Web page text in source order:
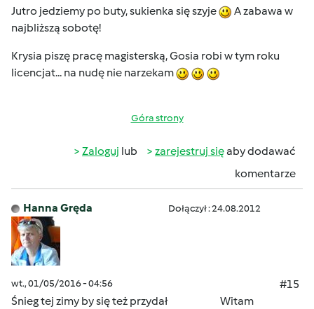
Jutro jedziemy po buty, sukienka się szyje
A zabawa w
najbliższą sobotę!
Krysia piszę pracę magisterską, Gosia robi w tym roku
licencjat... na nudę nie narzekam
Góra strony
Zaloguj lub zarejestruj sięaby dodawać
komentarze
Hanna Gręda Dołączył : 24.08.2012
wt., 01/05/2016 - 04:56
#15
Śnieg tej zimy by się też przydał Witam